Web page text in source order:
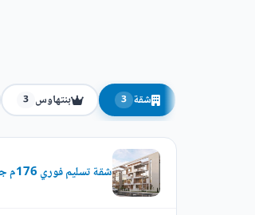
شقة 3 بنتهاوس 3
شقة تسليم فوري 176م جراندا مدينة الشروق